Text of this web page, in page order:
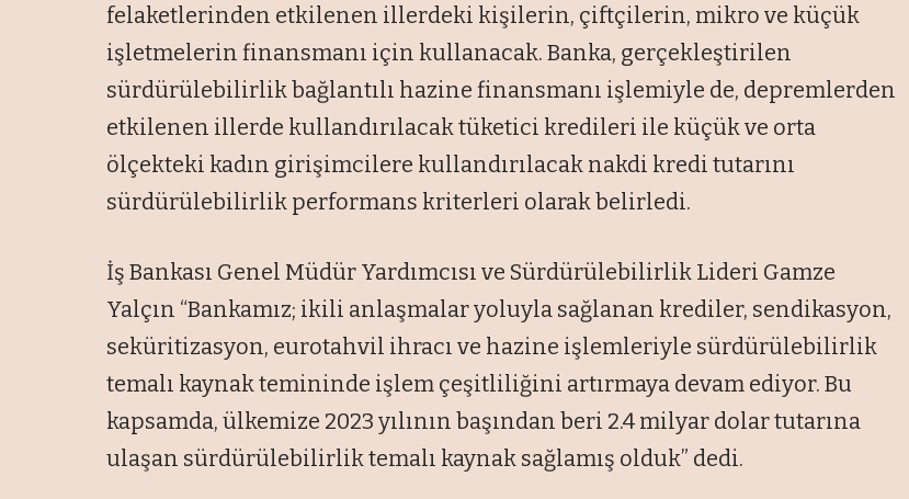
felaketlerinden etkilenen illerdeki kişilerin, çiftçilerin, mikro ve küçük
işletmelerin finansmanı için kullanacak. Banka, gerçekleştirilen
sürdürülebilirlik bağlantılı hazine finansmanı işlemiyle de, depremlerden
etkilenen illerde kullandırılacak tüketici kredileri ile küçük ve orta
ölçekteki kadın girişimcilere kullandırılacak nakdi kredi tutarını
sürdürülebilirlik performans kriterleri olarak belirledi.
İş Bankası Genel Müdür Yardımcısı ve Sürdürülebilirlik Lideri Gamze
Yalçın “Bankamız; ikili anlaşmalar yoluyla sağlanan krediler, sendikasyon,
seküritizasyon, eurotahvil ihracı ve hazine işlemleriyle sürdürülebilirlik
temalı kaynak temininde işlem çeşitliliğini artırmaya devam ediyor. Bu
kapsamda, ülkemize 2023 yılının başından beri 2.4 milyar dolar tutarına
ulaşan sürdürülebilirlik temalı kaynak sağlamış olduk” dedi.